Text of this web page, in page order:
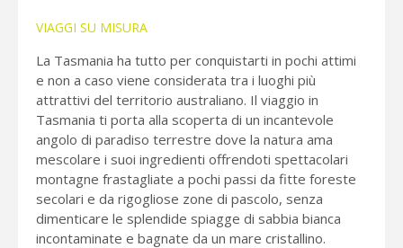
VIAGGI SU MISURA
La Tasmania ha tutto per conquistarti in pochi attimi
e non a caso viene considerata tra i luoghi più
attrattivi del territorio australiano. Il viaggio in
Tasmania ti porta alla scoperta di un incantevole
angolo di paradiso terrestre dove la natura ama
mescolare i suoi ingredienti offrendoti spettacolari
montagne frastagliate a pochi passi da fitte foreste
secolari e da rigogliose zone di pascolo, senza
dimenticare le splendide spiagge di sabbia bianca
incontaminate e bagnate da un mare cristallino.